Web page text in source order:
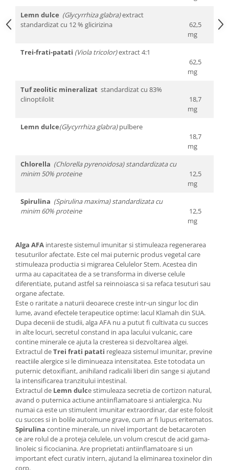
Lemn dulce (Glycyrrhiza glabra)extract
standardizat cu 12 % glicirizina
62,5
mg
Trei-frati-patati (Viola tricolor)extract 4:1
62,5
mg
Tuf zeolitic mineralizat standardizat cu 83%
clinoptilolit
18,7
mg
Lemn dulce(Glycyrrhiza glabra)pulbere
18,7
mg
Chlorella (Chlorella pyrenoidosa) standardizata cu
minim 50% proteine
12,5
mg
Spirulina (Spirulina maxima) standardizata cu
minim 60% proteine
12,5
mg
Alga AFA intareste sistemul imunitar si stimuleaza regenerarea
tesuturilor afectate. Este cel mai puternic produs vegetal care
stimuleaza productia si migrarea Celulelor Stem. Acestea din
urma au capacitatea de a se transforma in diverse celule
diferentiate, putand astfel sa reinnoiasca si sa refaca tesuturi sau
organe afectate.
Este o raritate a naturii deoarece creste intr-un singur loc din
lume, avand efectele terapeutice optime: lacul Klamah din SUA.
Dupa decenii de studii, alga AFA nu a putut fi cultivata cu succes
in alte locuri, secretul constand in apa lacului vulcanic, care
contine minerale ce ajuta la cresterea si dezvoltarea algei.
Extractul deTrei frati patati regleaza sistemul imunitar, previne
reactiile alergice si le diminueaza intensitatea. Este totodata un
puternic detoxifiant, anihiland radicalii liberi din sange si ajutand
la intensificarea tranzitului intestinal.
Extractul de Lemn dulce stimuleaza secretia de cortizon natural,
avand o puternica actiune antiinflamatoare si antialergica. Nu
numai ca este un stimulent imunitar extraordinar, dar este folosit
cu succes si in bolile autoimune grave, cum ar fi lupus eritematos.
Spirulina contine minerale, un nivel important de betacaroten
ce are rolul de a proteja celulele, un volum crescut de acid gama-
linoleic si ficocianina. Are proprietati antiinflamatoare si un
important efect curativ intern, ajutand la eliminarea toxinelor din
corp.